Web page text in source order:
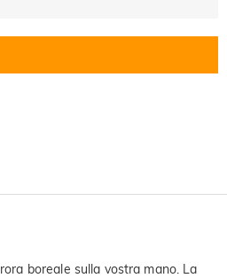
boreale sulla vostra mano. La